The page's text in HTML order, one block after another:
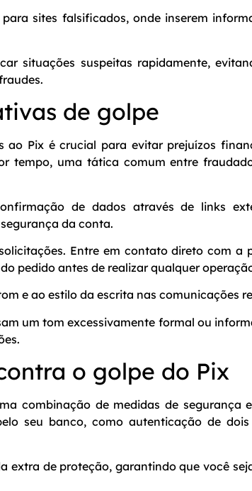
sites falsificados, onde inserem
situações suspeitas rapidamente,
de golpe
Pix é crucial para evitar prejuízos
tempo, uma tática comum entre
de dados através de links
da conta.
Entre em contato direto com
pedido antes de realizar qualquer
e ao estilo da escrita nas comunicações
um tom excessivamente formal ou
o golpe do Pix
combinação de medidas de segurança
seu banco, como autenticação de
extra de proteção, garantindo que você